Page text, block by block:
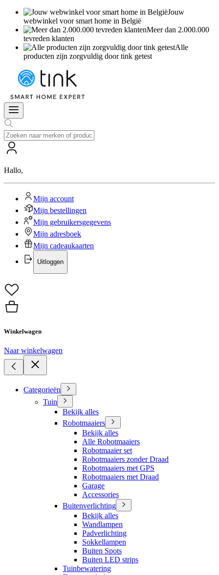
Jouw
webwinkel voor smart home in België
Meer dan 2.000.000
tevreden klanten
Alle
producten zijn zorgvuldig door tink getest
Hallo,
Mijn account
Mijn bestellingen
Mijn gebruikersgegevens
Mijn adresboek
Mijn cadeaukaarten
Uitloggen
Winkelwagen
Naar winkelwagen
Categorieën
Tuin
Bekijk alles
Robotmaaiers
Bekijk alles
Alle Robotmaaiers
Robotmaaier set
Robotmaaiers zonder Draad
Robotmaaiers met GPS
Robotmaaiers met Draad
Garage
Accessories
Buitenverlichting
Bekijk alles
Wandlampen
Padverlichting
Sokkellampen
Buiten Spots
Buiten LED strips
Tuinbewatering